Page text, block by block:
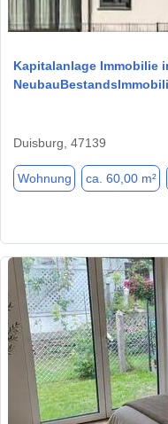
Kapitalanlage Immobilie
Duisburg, 47139
Wohnung ca. 60,00 m²